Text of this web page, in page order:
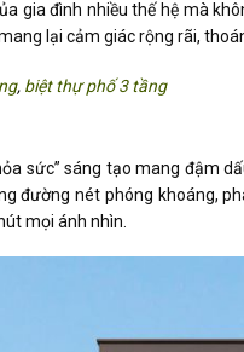
gia đình nhiều thế hệ mà
lại cảm giác rộng rãi,
, biệt thự phố 3 tầng
sức” sáng tạo mang đậm
đường nét phóng khoáng,
mọi ánh nhìn.